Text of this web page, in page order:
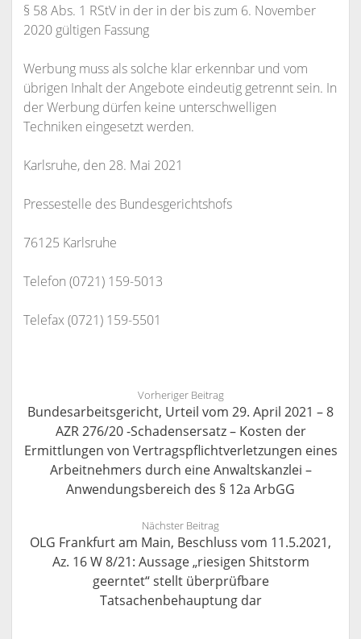
§ 58 Abs. 1 RStV in der in der bis zum 6. November
2020 gültigen Fassung
Werbung muss als solche klar erkennbar und vom
übrigen Inhalt der Angebote eindeutig getrennt sein. In
der Werbung dürfen keine unterschwelligen
Techniken eingesetzt werden.
Karlsruhe, den 28. Mai 2021
Pressestelle des Bundesgerichtshofs
76125 Karlsruhe
Telefon (0721) 159-5013
Telefax (0721) 159-5501
Vorheriger Beitrag
Bundesarbeitsgericht, Urteil vom 29. April 2021 – 8
AZR 276/20 -Schadensersatz – Kosten der
Ermittlungen von Vertragspflichtverletzungen eines
Arbeitnehmers durch eine Anwaltskanzlei –
Anwendungsbereich des § 12a ArbGG
Nächster Beitrag
OLG Frankfurt am Main, Beschluss vom 11.5.2021,
Az. 16 W 8/21: Aussage „riesigen Shitstorm
geerntet“ stellt überprüfbare
Tatsachenbehauptung dar